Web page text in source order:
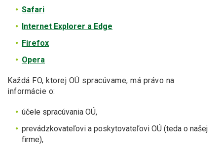
Safari
Internet Explorer a Edge
Firefox
Opera
Každá FO, ktorej OÚ spracúvame, má právo na
informácie o:
účele spracúvania OÚ,
prevádzkovateľovi a poskytovateľovi OÚ (teda o našej
firme),